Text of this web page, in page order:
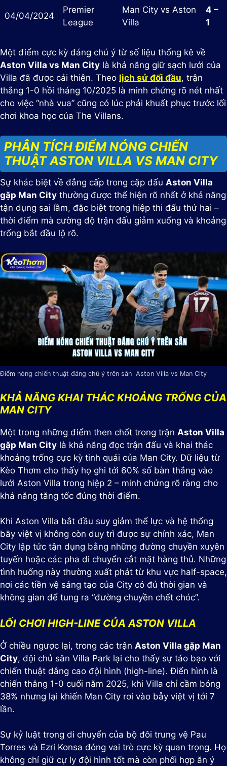
04/04/2024
Premier
League
Man City vs Aston
Villa
4 –
1
Một điểm cực kỳ đáng chú ý từ số liệu thống kê về
Aston Villa vs Man City là khả năng giữ sạch lưới của
Villa đã được cải thiện. Theo lịch sử đối đầu, trận
thắng 1-0 hồi tháng 10/2025 là minh chứng rõ nét nhất
cho việc “nhà vua” cũng có lúc phải khuất phục trước lối
chơi khoa học của The Villans.
PHÂN TÍCH ĐIỂM NÓNG CHIẾN
THUẬT ASTON VILLA VS MAN CITY
Sự khác biệt về đẳng cấp trong cặp đấu Aston Villa
gặp Man City thường được thể hiện rõ nhất ở khả năng
tận dụng sai lầm, đặc biệt trong hiệp thi đấu thứ hai –
thời điểm mà cường độ trận đấu giảm xuống và khoảng
trống bắt đầu lộ rõ.
Điểm nóng chiến thuật đáng chú ý trên sân Aston Villa vs Man City
KHẢ NĂNG KHAI THÁC KHOẢNG TRỐNG CỦA
MAN CITY
Một trong những điểm then chốt trong trận Aston Villa
gặp Man City là khả năng đọc trận đấu và khai thác
khoảng trống cực kỳ tinh quái của Man City. Dữ liệu từ
Kèo Thơm cho thấy họ ghi tới 60% số bàn thắng vào
lưới Aston Villa trong hiệp 2 – minh chứng rõ ràng cho
khả năng tăng tốc đúng thời điểm.
Khi Aston Villa bắt đầu suy giảm thể lực và hệ thống
bẫy việt vị không còn duy trì được sự chính xác, Man
City lập tức tận dụng bằng những đường chuyền xuyên
tuyến hoặc các pha di chuyển cắt mặt hàng thủ. Những
tình huống này thường xuất phát từ khu vực half-space,
nơi các tiền vệ sáng tạo của City có đủ thời gian và
không gian để tung ra “đường chuyền chết chóc”.
LỐI CHƠI HIGH-LINE CỦA ASTON VILLA
Ở chiều ngược lại, trong các trận Aston Villa gặp Man
City, đội chủ sân Villa Park lại cho thấy sự táo bạo với
chiến thuật dâng cao đội hình (high-line). Điển hình là
chiến thắng 1-0 cuối năm 2025, khi Villa chỉ cầm bóng
38% nhưng lại khiến Man City rơi vào bẫy việt vị tới 7
lần.
Sự kỷ luật trong di chuyển của bộ đôi trung vệ Pau
Torres và Ezri Konsa đóng vai trò cực kỳ quan trọng. Họ
không chỉ giữ cự ly đội hình tốt mà còn phối hợp ăn ý